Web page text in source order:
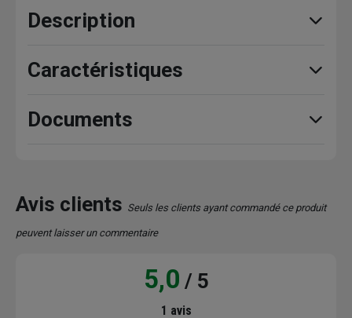
Description
Caractéristiques
Documents
Avis clients Seuls les clients ayant commandé ce produit
peuvent laisser un commentaire
5,0 / 5
1 avis